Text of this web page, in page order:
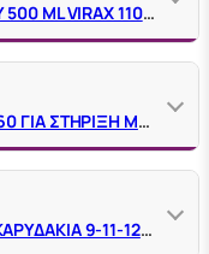
ΛΑΔΙ ΚΟΠΗΣ ΟΡΥΚΤΟ ΣΕ ΣΠΡΕΥ 500 ML VΙRΑΧ 110202
ΚΛΕΙΔΙ ΣΩΛΗΝΩΤΟ ΣΠΑΣΤΟ L360 ΓΙΑ ΣΤΗΡΙΞΗ ΜΠΑΤΑΡΙΩΝ
ΣΕΤ ΜΕ ΣΩΛΗΝΩΤΑ ΕΞΑΓΩΝΑ ΚΑΡΥΔΑΚΙΑ 9-11-12-14-17 ΓΙΑ ΚΩΔΙΚΟ 09851 ΚΛΕΙΔΙ ΧΑΛΥΒΔΙΝΟ